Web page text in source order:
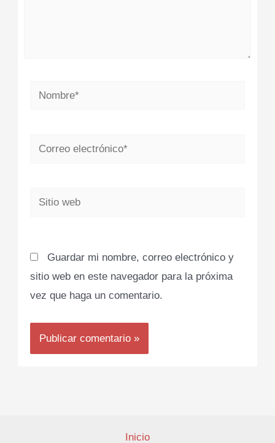
Nombre*
Correo
Sitio
Guardar mi nombre, correo electrónico y
sitio web en este navegador para la próxima
vez que haga un comentario.
Inicio